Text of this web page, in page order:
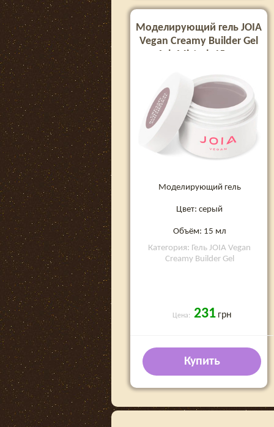
Моделирующий гель JOIA
Vegan Creamy Builder Gel
Ash Mistral, 15 мл
Моделирующий гель
Цвет: серый
Объём: 15 мл
Категория: Гель JOIA Vegan
Creamy Builder Gel
Цена: 231 грн
Купить